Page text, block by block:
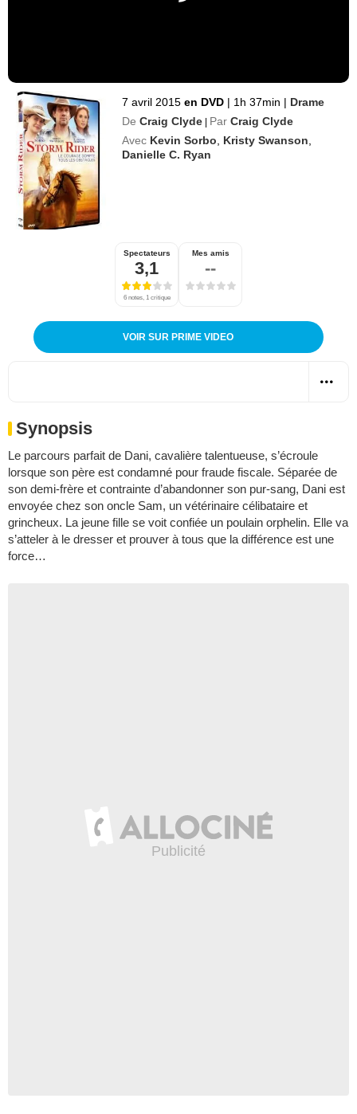
7 avril 2015 en DVD | 1h 37min | Drame
De Craig Clyde | Par Craig Clyde
Avec Kevin Sorbo Kristy Swanson
Danielle C. Ryan
Spectateurs
3,1
6 notes, 1 critique
Mes amis
--
VOIR SUR PRIME VIDEO
Synopsis
Le parcours parfait de Dani, cavalière talentueuse, s’écroule
lorsque son père est condamné pour fraude fiscale. Séparée de
son demi-frère et contrainte d’abandonner son pur-sang, Dani est
envoyée chez son oncle Sam, un vétérinaire célibataire et
grincheux. La jeune fille se voit confiée un poulain orphelin. Elle va
s’atteler à le dresser et prouver à tous que la différence est une
force…